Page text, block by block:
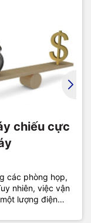
từ A - Z về
chiếu cực
các phòng họp,
nhiên, việc vận
lượng điện
Epson
trên máy chiếu
nét và hiệu năng
dùng bỏ qua
dạy: